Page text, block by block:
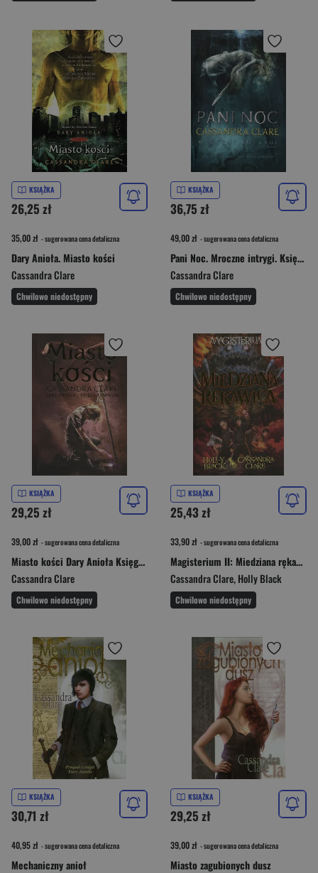
KSIĄŻKA
26,25 zł
35,00 zł - sugerowana cena detaliczna
Dary Anioła. Miasto kości
Cassandra Clare
Chwilowo niedostępny
KSIĄŻKA
36,75 zł
49,00 zł - sugerowana cena detaliczna
Pani Noc. Mroczne intrygi. Księga 1
Cassandra Clare
Chwilowo niedostępny
KSIĄŻKA
29,25 zł
39,00 zł - sugerowana cena detaliczna
Miasto kości Dary Anioła Księga 1
Cassandra Clare
Chwilowo niedostępny
KSIĄŻKA
25,43 zł
33,90 zł - sugerowana cena detaliczna
Magisterium II: Miedziana rękawica
Cassandra Clare,Holly Black
Chwilowo niedostępny
KSIĄŻKA
30,71 zł
40,95 zł - sugerowana cena detaliczna
Mechaniczny anioł
KSIĄŻKA
29,25 zł
39,00 zł - sugerowana cena detaliczna
Miasto zagubionych dusz